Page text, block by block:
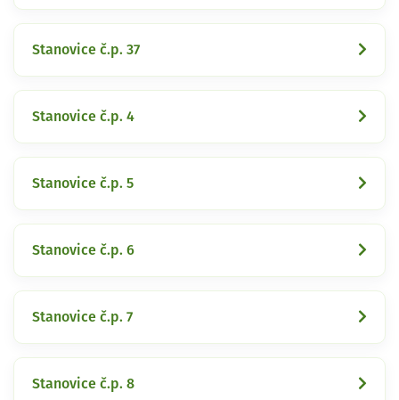
Stanovice č.p. 37
Stanovice č.p. 4
Stanovice č.p. 5
Stanovice č.p. 6
Stanovice č.p. 7
Stanovice č.p. 8